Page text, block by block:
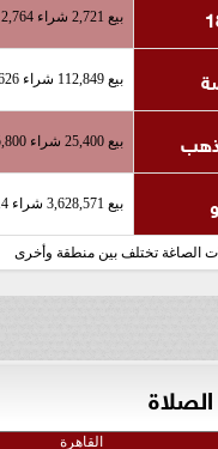
بيع 2,721 شراء 2,764
بيع 112,849 شراء 114,626
بيع 25,400 شراء 25,800
بيع 3,628,571 شراء 3,685,714
الصاغة تختلف بين منطقة وأخرى